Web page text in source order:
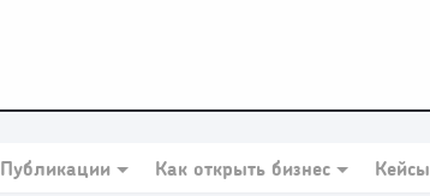
Публикации Как открыть бизнес Кейсы